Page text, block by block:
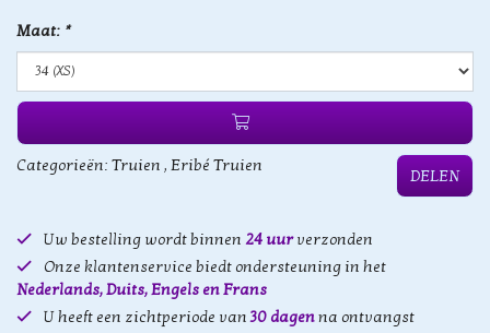
Maat: *
Categorieën: Truien , Eribé Truien
DELEN
Uw bestelling wordt binnen 24 uurverzonden
Onze klantenservice biedt ondersteuning in het
Nederlands, Duits, Engels en Frans
U heeft een zichtperiode van30 dagenna ontvangst